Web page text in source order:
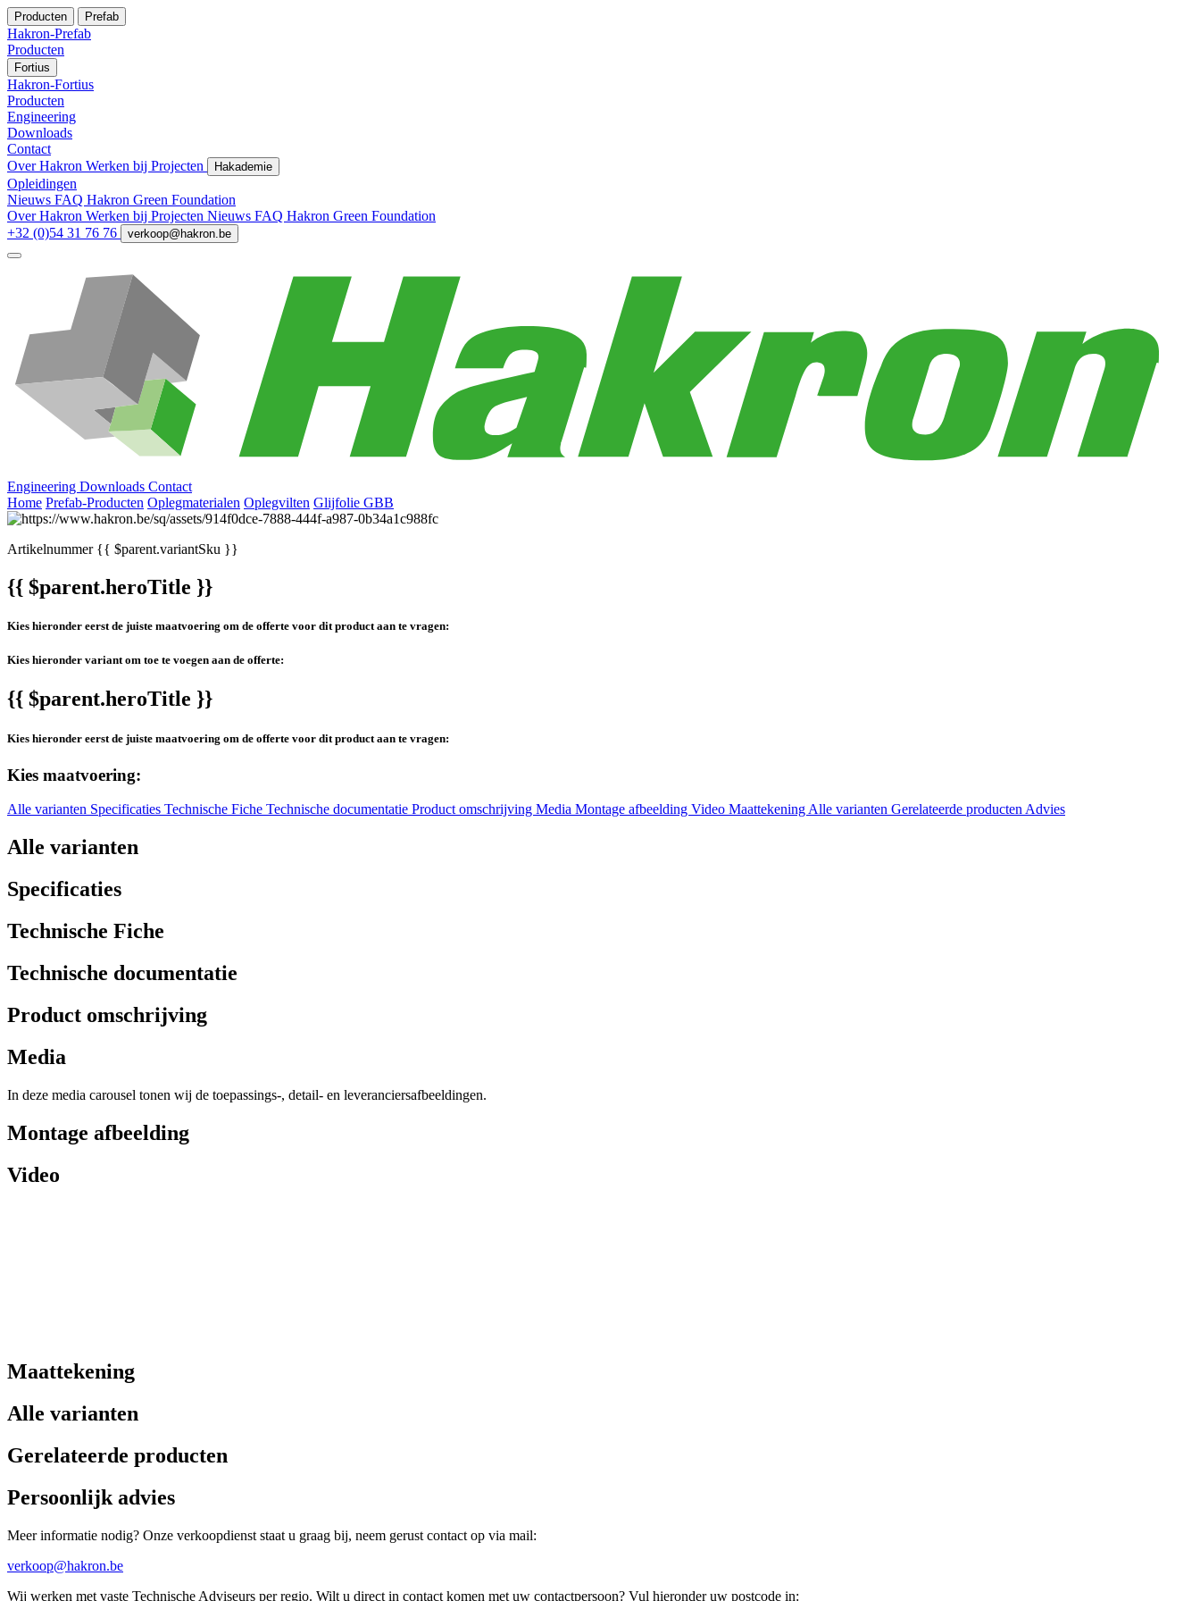
Producten Prefab
Hakron-Prefab
Producten
Fortius
Hakron-Fortius
Producten
Engineering
Downloads
Contact
Over Hakron Werken bij Projecten Hakademie
Opleidingen
Nieuws FAQ Hakron Green Foundation
Over Hakron Werken bij Projecten Nieuws FAQ Hakron Green Foundation
+32 (0)54 31 76 76
verkoop@hakron.be
Engineering Downloads Contact
Home Prefab-Producten Oplegmaterialen Oplegvilten Glijfolie GBB
Artikelnummer{{ $parent.variantSku }}
{{ $parent.heroTitle }}
Kies hieronder eerst de juiste maatvoering om de offerte voor dit product aan te vragen:
Kies hieronder variant om toe te voegen aan de offerte:
{{ $parent.heroTitle }}
Kies hieronder eerst de juiste maatvoering om de offerte voor dit product aan te vragen:
Kies maatvoering:
Alle varianten Specificaties Technische Fiche Technische documentatie Product omschrijving Media Montage afbeelding Video MaattekeningAlle varianten Gerelateerde productenAdvies
Alle varianten
Specificaties
Technische Fiche
Technische documentatie
Product omschrijving
Media
In deze media carousel tonen wij de toepassings-, detail- en leveranciersafbeeldingen.
Montage afbeelding
Video
Maattekening
Alle varianten
Gerelateerde producten
Persoonlijk advies
Meer informatie nodig? Onze verkoopdienst staat u graag bij, neem gerust contact op via mail:
verkoop@hakron.be
Wij werken met vaste Technische Adviseurs per regio. Wilt u direct in contact komen met uw contactpersoon? Vul hieronder uw postcode in: